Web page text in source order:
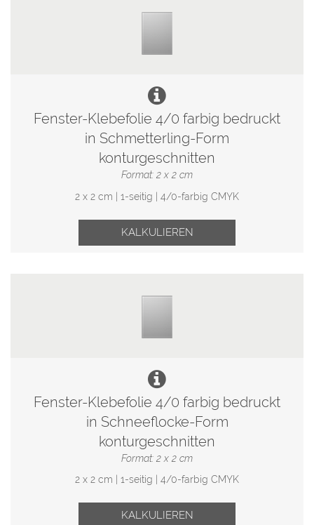
Fenster-Klebefolie 4/0 farbig bedruckt
in Schmetterling-Form
konturgeschnitten
Format: 2 x 2 cm
2 x 2 cm | 1-seitig | 4/0-farbig CMYK
KALKULIEREN
Fenster-Klebefolie 4/0 farbig bedruckt
in Schneeflocke-Form
konturgeschnitten
Format: 2 x 2 cm
2 x 2 cm | 1-seitig | 4/0-farbig CMYK
KALKULIEREN